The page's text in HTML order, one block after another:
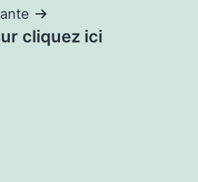
cliquez ici